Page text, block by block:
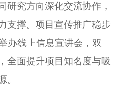
研究方向深化交流协作，
支撑。项目宣传推广稳步
办线上信息宣讲会，双
全面提升项目知名度与吸
。